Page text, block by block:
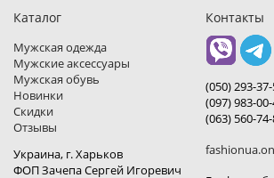
Каталог
Мужская одежда
Мужские аксессуары
Мужская обувь
Новинки
Скидки
Отзывы
Украина, г. Харьков
ФОП Зачепа Сергей Игоревич
Контакты
(050) 293-
(097) 983-
(063) 560-74-